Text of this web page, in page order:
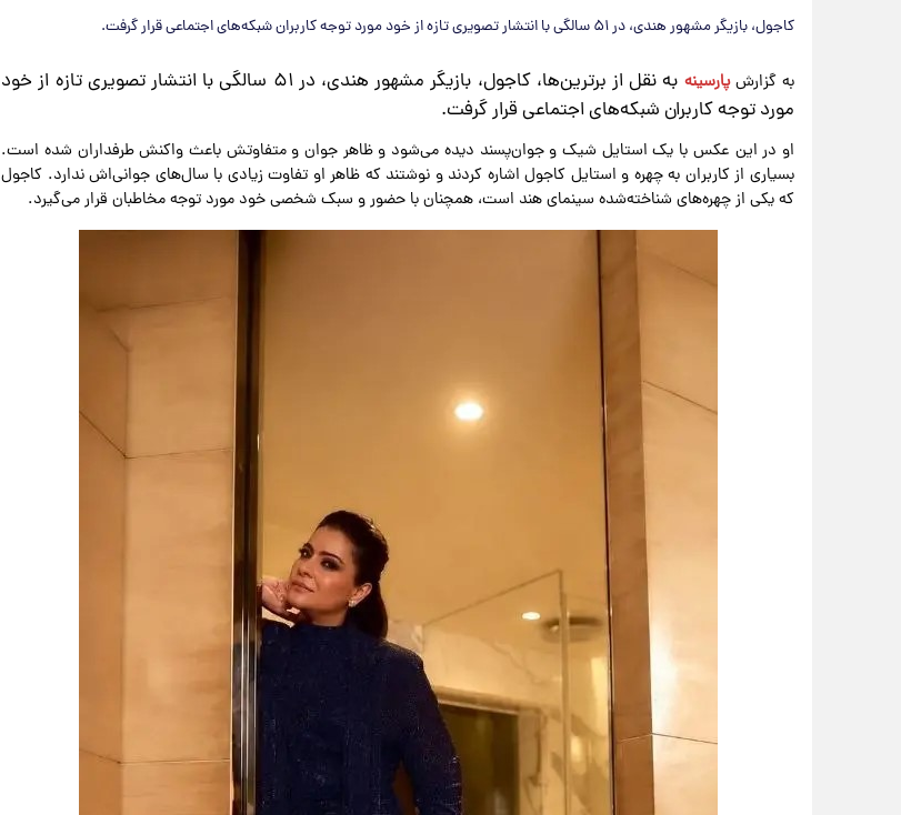
کاجول، بازیگر مشهور هندی، در ۵۱ سالگی با انتشار تصویری تازه از خود مورد توجه کاربران شبکه‌های اجتماعی قرار گرفت.
به گزارش پارسینه
به نقل از برترین‌ها، کاجول، بازیگر مشهور هندی، در ۵۱ سالگی با انتشار تصویری تازه از خود
مورد توجه کاربران شبکه‌های اجتماعی قرار گرفت.
او در این عکس با یک استایل شیک و جوان‌پسند دیده می‌شود و ظاهر جوان و متفاوتش باعث واکنش طرفداران شده است.
بسیاری از کاربران به چهره و استایل کاجول اشاره کردند و نوشتند که ظاهر او تفاوت زیادی با سال‌های جوانی‌اش ندارد. کاجول
که یکی از چهره‌های شناخته‌شده سینمای هند است، همچنان با حضور و سبک شخصی خود مورد توجه مخاطبان قرار می‌گیرد.